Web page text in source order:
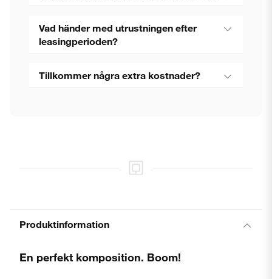
Vad händer med utrustningen efter
leasingperioden?
Tillkommer några extra kostnader?
Produktinformation
En perfekt komposition. Boom!